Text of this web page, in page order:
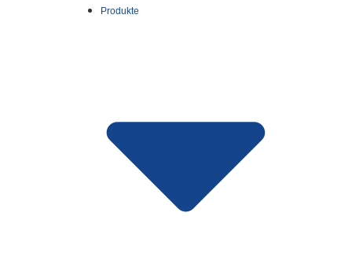
Produkte